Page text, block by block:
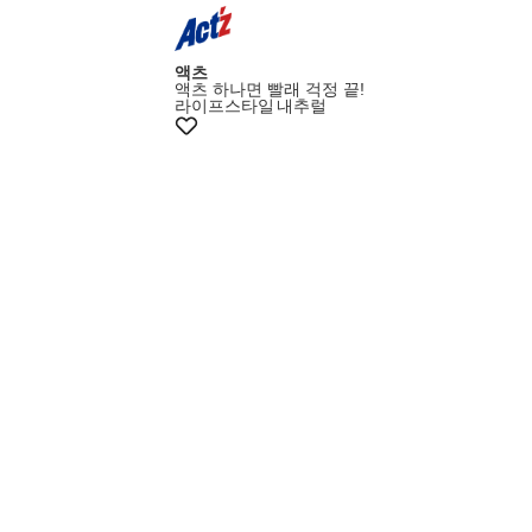
멤버스20%쿠폰
액츠
액츠 하나면 빨래 걱정 끝!
라이프스타일 내추럴